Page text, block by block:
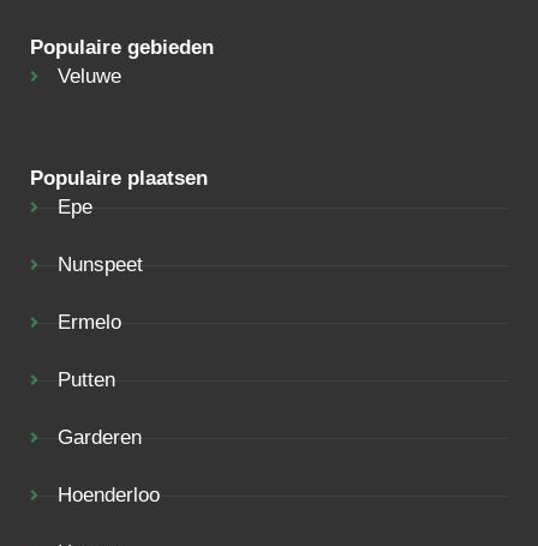
Populaire gebieden
Veluwe
Populaire plaatsen
Epe
Nunspeet
Ermelo
Putten
Garderen
Hoenderloo